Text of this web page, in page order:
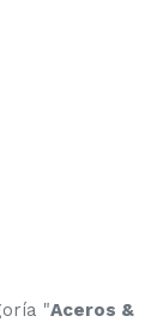
"Aceros &